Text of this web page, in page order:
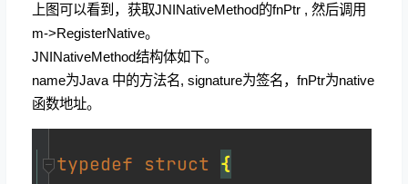
上图可以看到，获取JNINativeMethod的fnPtr , 然后调用
m->RegisterNative。
JNINativeMethod结构体如下。
name为Java 中的方法名, signature为签名，fnPtr为native
函数地址。